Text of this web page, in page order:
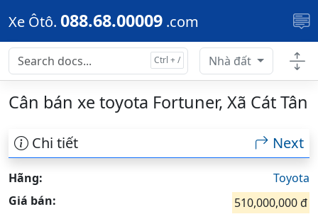
Skip to main content
Xe Ôtô. 088.68.00009 .com
Nhà đất
Cân bán xe toyota Fortuner, Xã Cát Tân
Chi tiết Next
Hãng:
Toyota
Giá bán:
510,000,000 đ